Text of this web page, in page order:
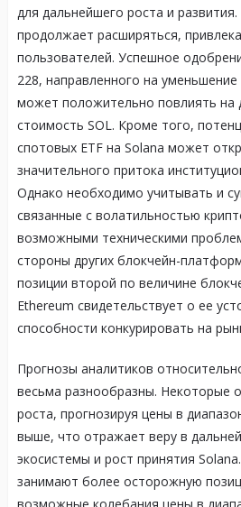
для дальнейшего роста и развития.
продолжает расширяться,
пользователей. Успешное
228, направленного на
может положительно повлиять на
стоимость SOL. Кроме того,
спотовых ETF на Solana может
значительного притока
Однако необходимо учитывать и
связанные с волатильностью
возможными техническими
стороны других блокчейн-
позиции второй по величине
Ethereum свидетельствует о ее
способности конкурировать на
Прогнозы аналитиков
весьма разнообразны. Некоторые
роста, прогнозируя цены в
выше, что отражает веру в
экосистемы и рост принятия
занимают более осторожную